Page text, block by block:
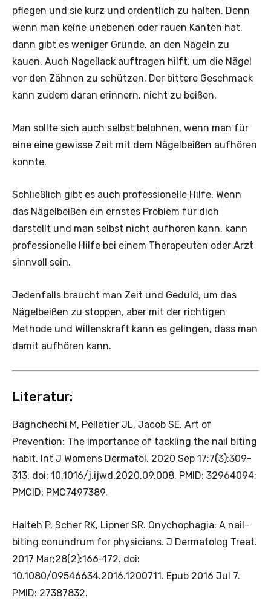
pflegen und sie kurz und ordentlich zu halten. Denn
wenn man keine unebenen oder rauen Kanten hat,
dann gibt es weniger Gründe, an den Nägeln zu
kauen. Auch Nagellack auftragen hilft, um die Nägel
vor den Zähnen zu schützen. Der bittere Geschmack
kann zudem daran erinnern, nicht zu beißen.
Man sollte sich auch selbst belohnen, wenn man für
eine eine gewisse Zeit mit dem Nägelbeißen aufhören
konnte.
Schließlich gibt es auch professionelle Hilfe. Wenn
das Nägelbeißen ein ernstes Problem für dich
darstellt und man selbst nicht aufhören kann, kann
professionelle Hilfe bei einem Therapeuten oder Arzt
sinnvoll sein.
Jedenfalls braucht man Zeit und Geduld, um das
Nägelbeißen zu stoppen, aber mit der richtigen
Methode und Willenskraft kann es gelingen, dass man
damit aufhören kann.
Literatur:
Baghchechi M, Pelletier JL, Jacob SE. Art of
Prevention: The importance of tackling the nail biting
habit. Int J Womens Dermatol. 2020 Sep 17;7(3):309-
313. doi: 10.1016/j.ijwd.2020.09.008. PMID: 32964094;
PMCID: PMC7497389.
Halteh P, Scher RK, Lipner SR. Onychophagia: A nail-
biting conundrum for physicians. J Dermatolog Treat.
2017 Mar;28(2):166-172. doi:
10.1080/09546634.2016.1200711. Epub 2016 Jul 7.
PMID: 27387832.